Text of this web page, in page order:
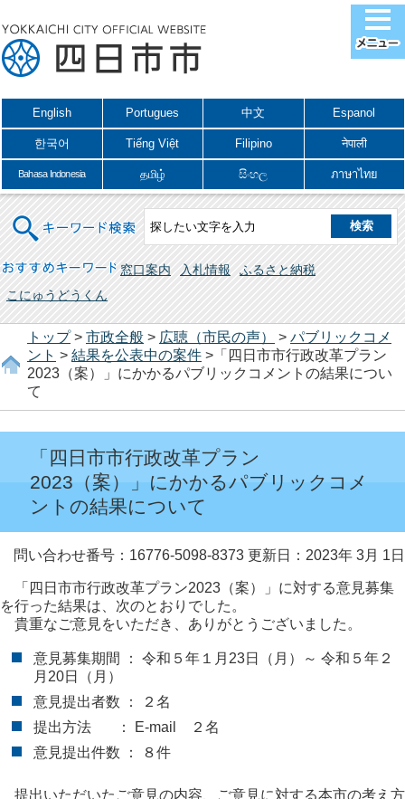
English Portugues 中文 Espanol
한국어 Tiếng Việt Filipino नेपाली
Bahasa Indonesia தமிழ் සිංහල ภาษาไทย
キーワード検索
おすすめキーワード 窓口案内 入札情報
ふるさと納税
こにゅうどうくん
トップ> 市政全般 > 広聴（市民の声） > パブリックコメ
ント > 結果を公表中の案件 >「四日市市行政改革プラン
2023（案）」にかかるパブリックコメントの結果につい
て
「四日市市行政改革プラン
2023（案）」にかかるパブリックコメ
ントの結果について
問い合わせ番号：16776-5098-8373 更新日：2023年 3月 1日
「四日市市行政改革プラン2023（案）」に対する意見募集
を行った結果は、次のとおりでした。
貴重なご意見をいただき、ありがとうございました。
意見募集期間 ： 令和５年１月23日（月）～ 令和５年２
月20日（月）
意見提出者数 ： ２名
提出方法 ： E-mail ２名
意見提出件数 ： ８件
提出いただいたご意見の内容、ご意見に対する本市の考え方